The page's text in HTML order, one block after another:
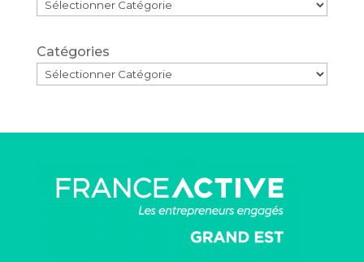
Catégories